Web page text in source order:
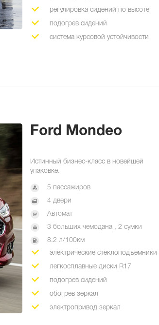
регулировка сидений по высоте
подогрев сидений
система курсовой устойчивости
Ford Mondeo
Истинный бизнес-класс в новейшей
упаковке.
5 пассажиров
4 двери
Автомат
3 больших чемодана , 2 сумки
8.2 л/100км
электрические стеклоподъемники
легкосплавные диски R17
подогрев сидений
обогрев зеркал
электропривод зеркал